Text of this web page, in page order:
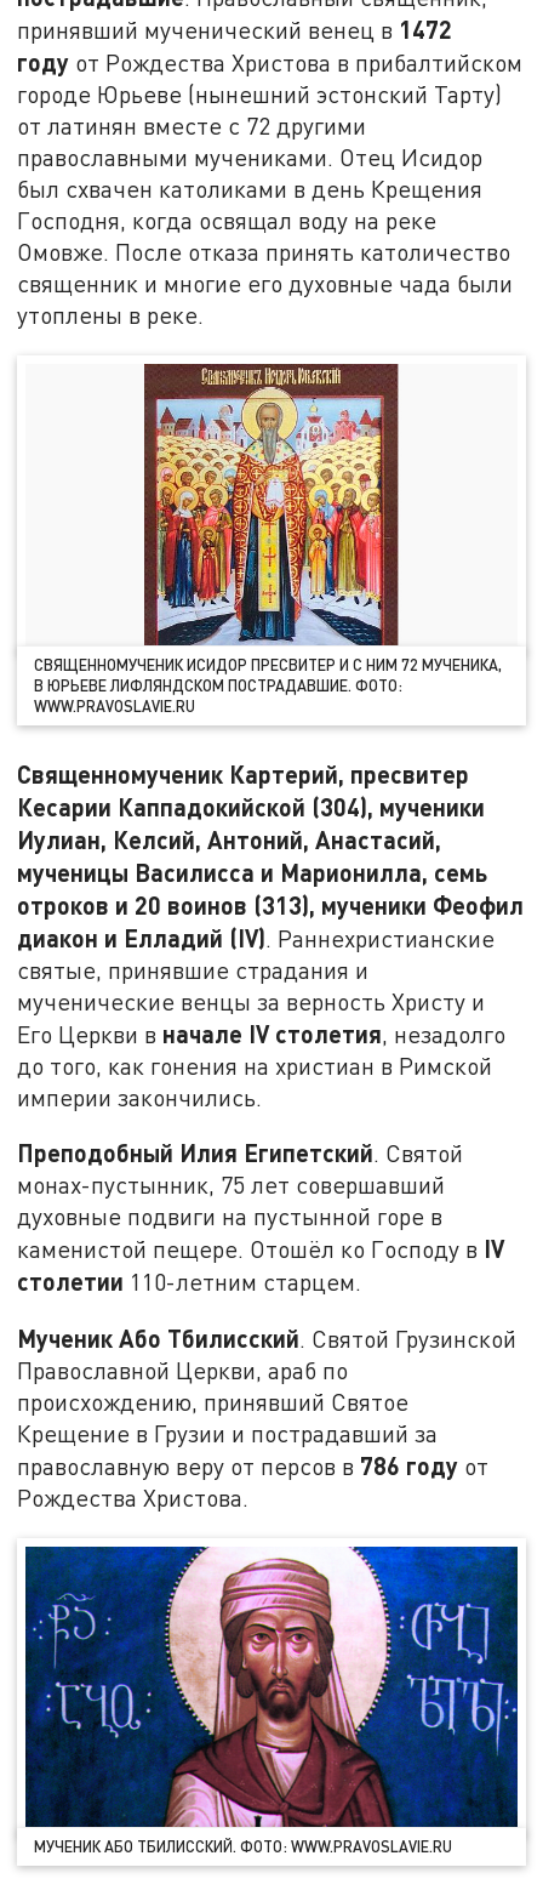
принявший мученический венец в 1472
году от Рождества Христова в прибалтийском
городе Юрьеве (нынешний эстонский Тарту)
от латинян вместе с 72 другими
православными мучениками. Отец Исидор
был схвачен католиками в день Крещения
Господня, когда освящал воду на реке
Омовже. После отказа принять католичество
священник и многие его духовные чада были
утоплены в реке.
СВЯЩЕННОМУЧЕНИК ИСИДОР ПРЕСВИТЕР И С НИМ 72 МУЧЕНИКА,
В ЮРЬЕВЕ ЛИФЛЯНДСКОМ ПОСТРАДАВШИЕ. ФОТО:
WWW.PRAVOSLAVIE.RU
Священномученик Картерий, пресвитер
Кесарии Каппадокийской (304), мученики
Иулиан, Келсий, Антоний, Анастасий,
мученицы Василисса и Марионилла, семь
отроков и 20 воинов (313), мученики Феофил
диакон и Елладий (IV) . Раннехристианские
святые, принявшие страдания и
мученические венцы за верность Христу и
Его Церкви в начале IV столетия , незадолго
до того, как гонения на христиан в Римской
империи закончились.
Преподобный Илия Египетский. Святой
монах-пустынник, 75 лет совершавший
духовные подвиги на пустынной горе в
каменистой пещере. Отошёл ко Господу в IV
столетии 110-летним старцем.
Мученик Або Тбилисский. Святой Грузинской
Православной Церкви, араб по
происхождению, принявший Святое
Крещение в Грузии и пострадавший за
православную веру от персов в 786 году от
Рождества Христова.
МУЧЕНИК АБО ТБИЛИССКИЙ. ФОТО: WWW.PRAVOSLAVIE.RU